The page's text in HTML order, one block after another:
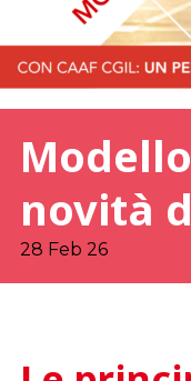
novità
28 Feb 26